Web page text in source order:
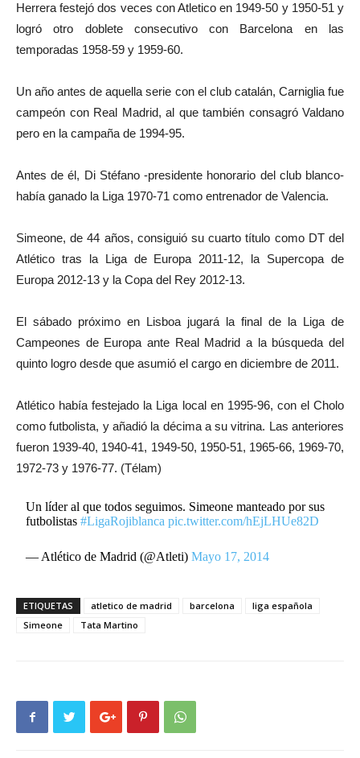
Herrera festejó dos veces con Atletico en 1949-50 y 1950-51 y
logró otro doblete consecutivo con Barcelona en las
temporadas 1958-59 y 1959-60.
Un año antes de aquella serie con el club catalán, Carniglia fue
campeón con Real Madrid, al que también consagró Valdano
pero en la campaña de 1994-95.
Antes de él, Di Stéfano -presidente honorario del club blanco-
había ganado la Liga 1970-71 como entrenador de Valencia.
Simeone, de 44 años, consiguió su cuarto título como DT del
Atlético tras la Liga de Europa 2011-12, la Supercopa de
Europa 2012-13 y la Copa del Rey 2012-13.
El sábado próximo en Lisboa jugará la final de la Liga de
Campeones de Europa ante Real Madrid a la búsqueda del
quinto logro desde que asumió el cargo en diciembre de 2011.
Atlético había festejado la Liga local en 1995-96, con el Cholo
como futbolista, y añadió la décima a su vitrina. Las anteriores
fueron 1939-40, 1940-41, 1949-50, 1950-51, 1965-66, 1969-70,
1972-73 y 1976-77. (Télam)
Un líder al que todos seguimos. Simeone manteado por sus
futbolistas#LigaRojiblanca pic.twitter.com/hEjLHUe82D
— Atlético de Madrid (@Atleti)Mayo 17, 2014
ETIQUETAS atletico de madrid barcelona
liga española
Simeone
Tata Martino